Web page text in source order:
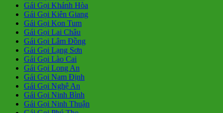
Gái Gọi Khánh Hòa
Gái Gọi Kiên Giang
Gái Gọi Kon Tum
Gái Gọi Lai Châu
Gái Gọi Lâm Đồng
Gái Gọi Lạng Sơn
Gái Gọi Lào Cai
Gái Gọi Long An
Gái Gọi Nam Định
Gái Gọi Nghệ An
Gái Gọi Ninh Bình
Gái Gọi Ninh Thuận